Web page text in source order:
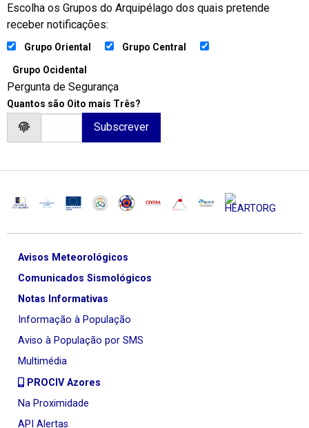
Escolha os Grupos do Arquipélago dos quais pretende
receber notificações:
Grupo Oriental Grupo Central
Grupo Ocidental
Pergunta de Segurança
Quantos são Oito mais Três?
Avisos Meteorológicos
Comunicados Sismológicos
Notas Informativas
Informação à População
Aviso à População por SMS
Multimédia
PROCIV Azores
Na Proximidade
API Alertas